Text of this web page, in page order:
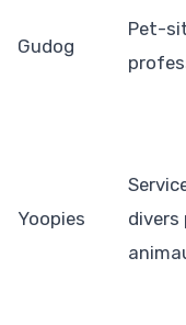
Gudog
Pet-
Yoopies
divers